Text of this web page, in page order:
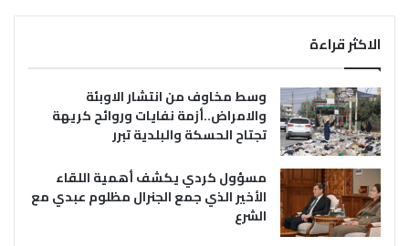
الاكثر قراءة
وسط مخاوف من انتشار الاوبئة
والامراض..أزمة نفايات وروائح كريهة
تجتاح الحسكة والبلدية تبرر
مسؤول كردي يكشف أهمية اللقاء
الأخير الذي جمع الجنرال مظلوم عبدي مع
الشرع